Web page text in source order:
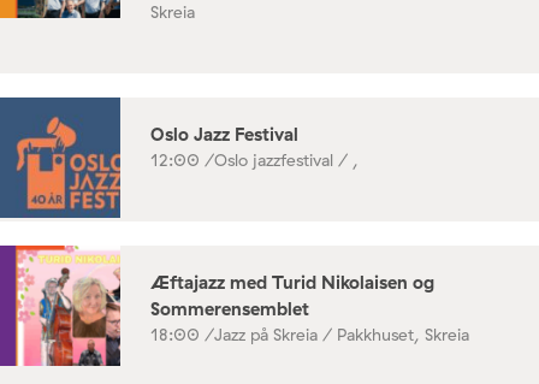
Skreia
Oslo Jazz Festival
12:00 /Oslo jazzfestival / ,
Æftajazz med Turid Nikolaisen og
Sommerensemblet
18:00 /Jazz på Skreia / Pakkhuset, Skreia